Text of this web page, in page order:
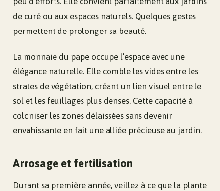
de curé ou aux espaces naturels. Quelques gestes
permettent de prolonger sa beauté.
La monnaie du pape occupe l’espace avec une
élégance naturelle. Elle comble les vides entre les
strates de végétation, créant un lien visuel entre le
sol et les feuillages plus denses. Cette capacité à
coloniser les zones délaissées sans devenir
envahissante en fait une alliée précieuse au jardin.
Arrosage et fertilisation
Durant sa première année, veillez à ce que la plante